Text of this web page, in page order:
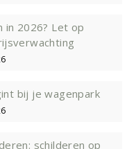
in 2026? Let op
bij je wagenpark
schilderen op